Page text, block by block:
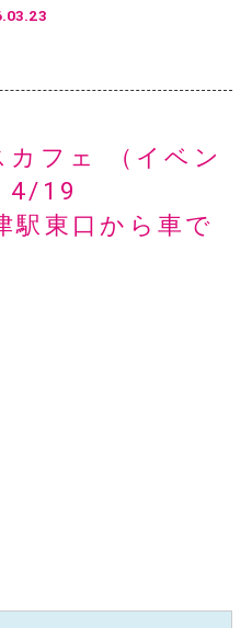
フェ （イベン
4/19
駅東口から車で